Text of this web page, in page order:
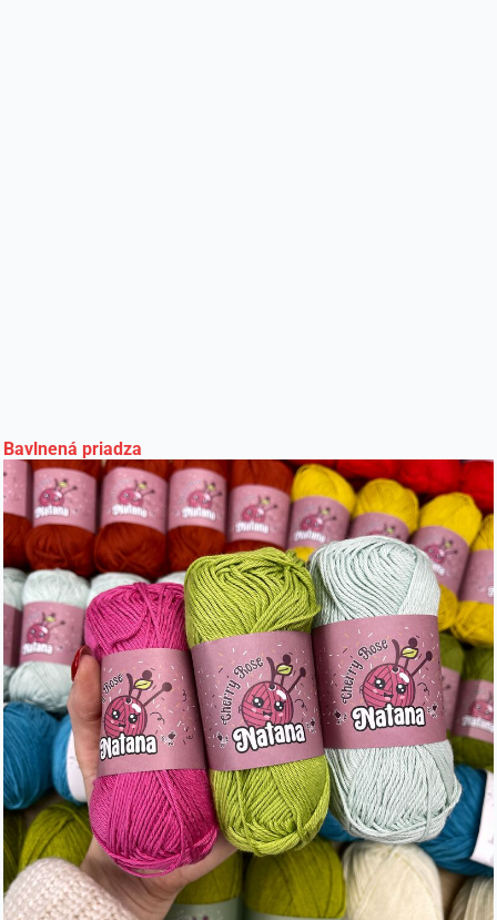
Bavlnená priadza